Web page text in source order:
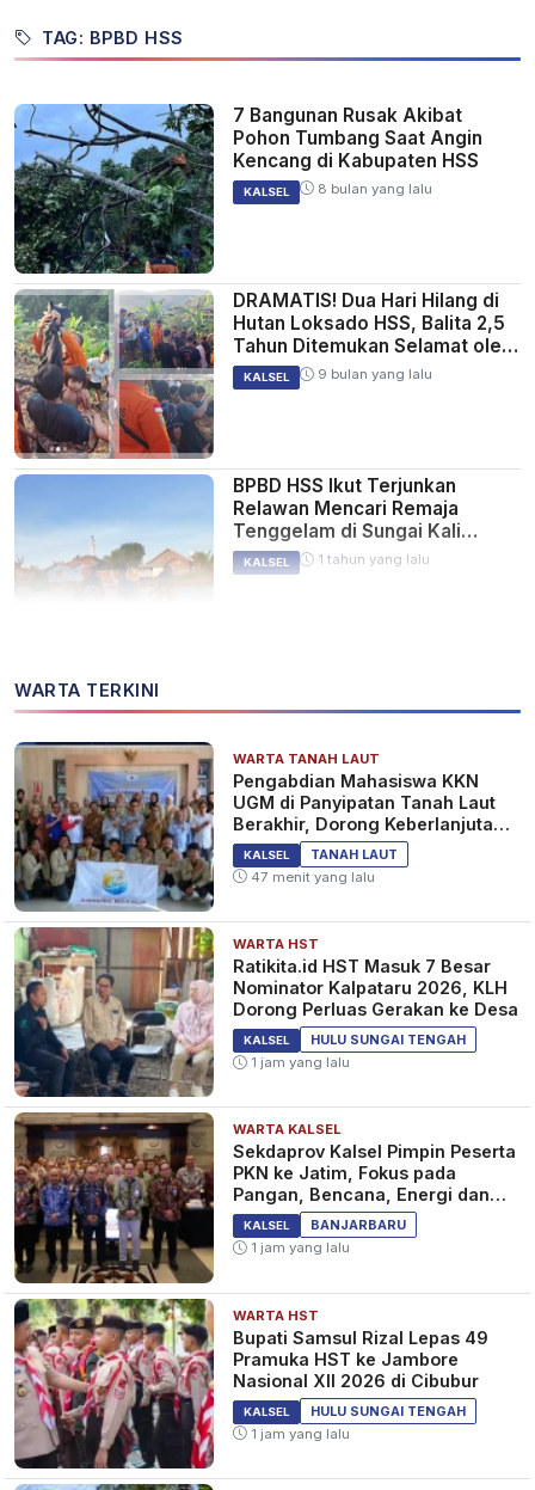
TAG: BPBD HSS
7 Bangunan Rusak Akibat
Pohon Tumbang Saat Angin
Kencang di Kabupaten HSS
KALSEL 8 bulan yang lalu
DRAMATIS! Dua Hari Hilang di
Hutan Loksado HSS, Balita 2,5
Tahun Ditemukan Selamat oleh
Tim SAR!
KALSEL 9 bulan yang lalu
BPBD HSS Ikut Terjunkan
Relawan Mencari Remaja
Tenggelam di Sungai Kali
Nagara
KALSEL 1 tahun yang lalu
Dapur Rumah Warga Telaga
Banta HSS Roboh Ditimpa
Potensi Hujan Hingga Malam
Hari BPBD HSS Lakukan
UPDATE Banjir Bandang di HSS
Kalsel, BPBD: Air Bendungan
Cm
WARTA TERKINI
WARTA TANAH LAUT
Pengabdian Mahasiswa KKN
UGM di Panyipatan Tanah Laut
Berakhir, Dorong Keberlanjutan
Program Masyarakat
KALSEL
TANAH LAUT
47 menit yang lalu
WARTA HST
Ratikita.id HST Masuk 7 Besar
Nominator Kalpataru 2026, KLH
Dorong Perluas Gerakan ke Desa
KALSEL
HULU SUNGAI TENGAH
1 jam yang lalu
WARTA KALSEL
Sekdaprov Kalsel Pimpin Peserta
PKN ke Jatim, Fokus pada
Pangan, Bencana, Energi dan
Ekonomi
KALSEL
BANJARBARU
1 jam yang lalu
WARTA HST
Bupati Samsul Rizal Lepas 49
Pramuka HST ke Jambore
Nasional XII 2026 di Cibubur
KALSEL
HULU SUNGAI TENGAH
1 jam yang lalu